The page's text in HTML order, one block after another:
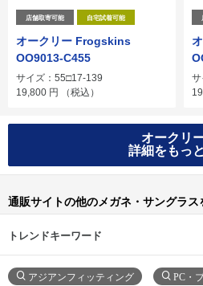
店舗取寄可能 自宅試着可能
オークリー Frogskins
OO9013-C455
サイズ：55□17-139
19,800 円 （税込）
オークリ
詳細をもっ
通販サイトの他のメガネ・サングラス
トレンドキーワード
アジアンフィッティング PC・